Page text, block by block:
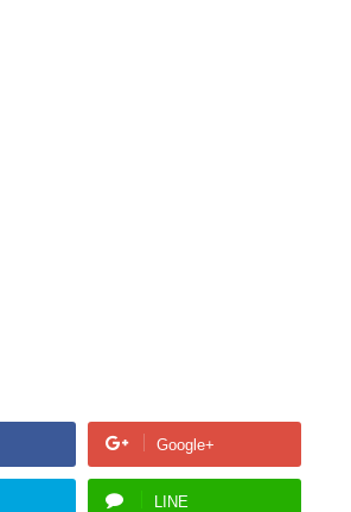
Google+
LINE